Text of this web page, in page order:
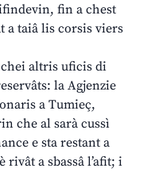
fin a chest
a taiâ lis corsis viers
altris uficis di
la Agjenzie
a Tumieç,
che al sarà cussì
e sta restant a
a sbassâ l’afit; i